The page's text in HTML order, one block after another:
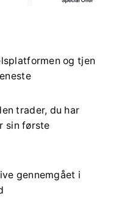
og tjen
trader, du har
sin første
gennemgået i